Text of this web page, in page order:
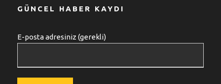
GÜNCEL HABER KAYDI
E-posta adresiniz (gerekli)